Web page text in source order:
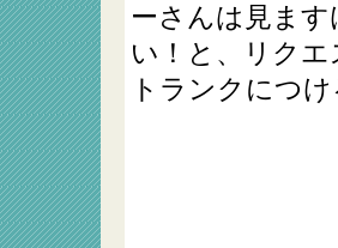
ーさんは見ま
い！と、リク
トランクにつ